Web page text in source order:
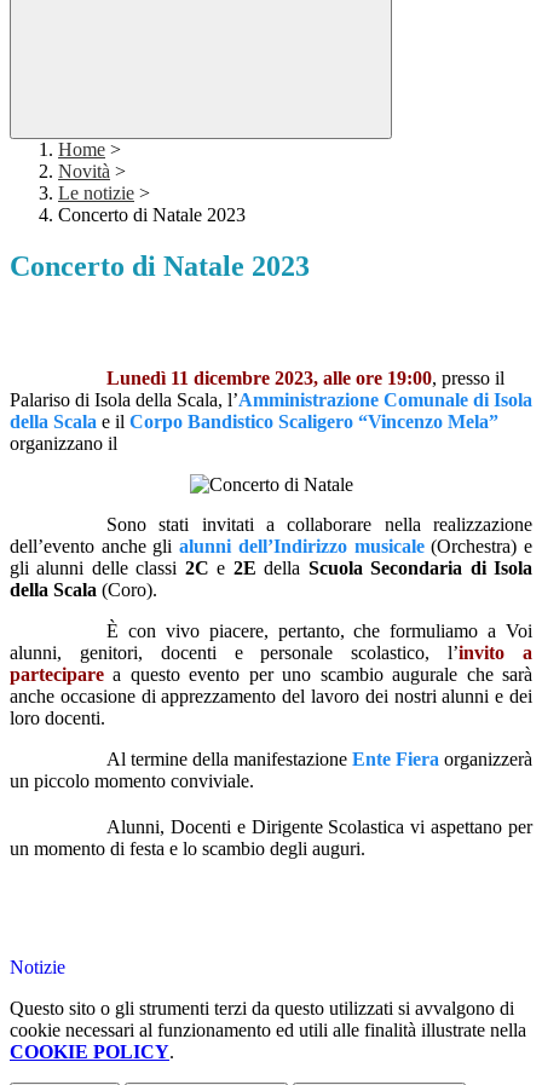
Home >
Novità >
Le notizie >
Concerto di Natale 2023
Concerto di Natale 2023
Lunedì 11 dicembre 2023, alle ore 19:00, presso il
Palariso di Isola della Scala, l’Amministrazione Comunale di Isola
della Scala e il Corpo Bandistico Scaligero “Vincenzo Mela”
organizzano il
Sono stati invitati a collaborare nella realizzazione
dell’evento anche glialunni dell’Indirizzo musicale(Orchestra) e
gli alunni delle classi 2C e 2E della Scuola Secondaria di Isola
della Scala (Coro).
È con vivo piacere, pertanto, che formuliamo a Voi
alunni, genitori, docenti e personale scolastico, l’invito a
partecipare a questo evento per uno scambio augurale che sarà
anche occasione di apprezzamento del lavoro dei nostri alunni e dei
loro docenti.
Al termine della manifestazione Ente Fiera organizzerà
un piccolo momento conviviale.
Alunni, Docenti e Dirigente Scolastica vi aspettano per
un momento di festa e lo scambio degli auguri.
Notizie
Questo sito o gli strumenti terzi da questo utilizzati si avvalgono di
cookie necessari al funzionamento ed utili alle finalità illustrate nella
COOKIE POLICY.